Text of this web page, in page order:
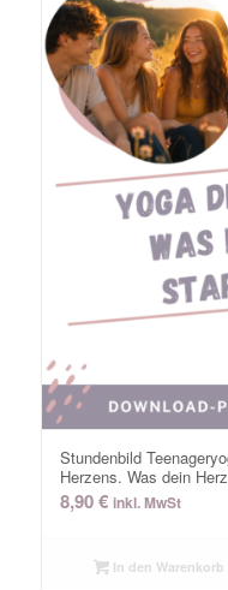
Stundenbild
Herzens. Was dein
8,90€ inkl. MwSt
In den Warenkorb